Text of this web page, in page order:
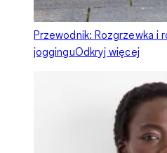
Przewodnik: Rozgrzewka i
jogginguOdkryj więcej